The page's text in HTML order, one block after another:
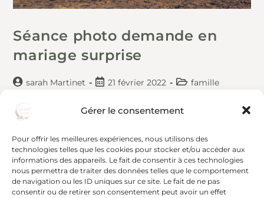
Gérer le consentement
Pour offrir les meilleures expériences, nous utilisons des
technologies telles que les cookies pour stocker et/ou accéder aux
informations des appareils. Le fait de consentir à ces technologies
nous permettra de traiter des données telles que le comportement
de navigation ou les ID uniques sur ce site. Le fait de ne pas
consentir ou de retirer son consentement peut avoir un effet
Séance photo demande en
mariage surprise
sarah Martinet 21 février 2022 famille
Une séance demande en mariage Voilà quelque
demande en mariage surprise. Je trouve cela
tellement mignon, surtout quand il s'agit de
clients que…